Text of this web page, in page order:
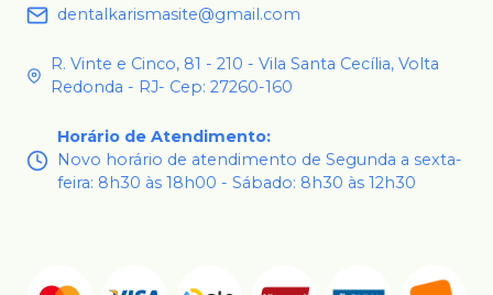
dentalkarismasite@gmail.com
R. Vinte e Cinco, 81 - 210 - Vila Santa Cecília, Volta
Redonda - RJ- Cep: 27260-160
Horário de Atendimento:
Novo horário de atendimento de Segunda a sexta-
feira: 8h30 às 18h00 - Sábado: 8h30 às 12h30